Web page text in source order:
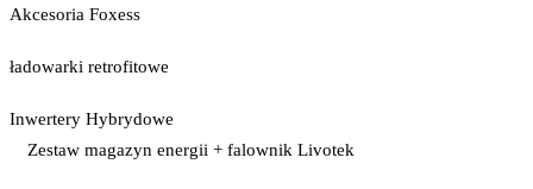
Akcesoria Foxess
ładowarki retrofitowe
Inwertery Hybrydowe
Zestaw magazyn energii + falownik Livotek